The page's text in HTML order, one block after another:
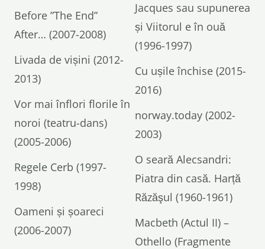
Jacques sau supunerea
și Viitorul e în ouă
(1996-1997)
Before ”The End”
After… (2007-2008)
Livada de vișini (2012-
2013)
Cu ușile închise (2015-
2016)
Vor mai înflori florile în
noroi (teatru-dans)
(2005-2006)
norway.today (2002-
2003)
O seară Alecsandri:
Piatra din casă. Harță
Răzăşul (1960-1961)
Regele Cerb (1997-
1998)
Oameni și șoareci
(2006-2007)
Macbeth (Actul II) –
Othello (Fragmente